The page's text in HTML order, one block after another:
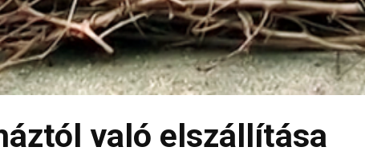
való elszállítása